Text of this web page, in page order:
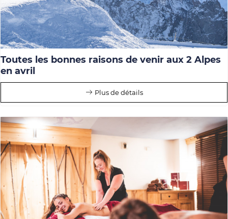
Toutes les bonnes raisons de venir aux 2 Alpes
en avril
Plus de détails